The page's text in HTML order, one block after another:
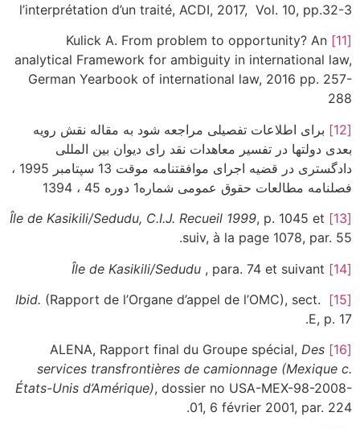
l’interprétation d’un traité, ACDI, 2017, Vol. 10, pp.32-3
[11]
Kulick A. From problem to opportunity? An
analytical Framework for ambiguity in international law,
German Yearbook of international law, 2016 pp. 257-
288
[12]
برای اطلاعات تفصیلی مراجعه شود به مقاله نقش رویه
بعدی دولتها در تفسیر معاهدات نقد رای دیوان بین المللی
دادگستری در قضیه اجرای موافقتنامه موقت 13 سپتامبر 1995 ،
فصلنامه مطالعات حقوق عمومی شماره1 دوره 45 ، 1394
[13]
Île de Kasikili/Sedudu, C.I.J. Recueil 1999, p. 1045 et
suiv, à la page 1078, par. 55.
[14]
Île de Kasikili/Sedudu , para. 74 et suivant
[15]
Ibid. (Rapport de l’Organe d’appel de l’OMC), sect.
E, p. 17.
[16]
Des
services transfrontières de camionnage (Mexique c.
États-Unis d’Amérique), dossier no USA-MEX-98-2008-
01, 6 février 2001, par. 224.